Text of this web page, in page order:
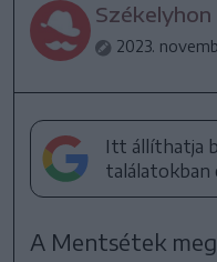
Székelyhon
2023.
Itt állíthatja
találatokban
A Mentsétek